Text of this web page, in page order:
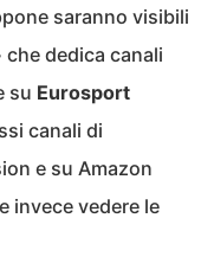
saranno visibili
che dedica canali
su Eurosport
canali di
e su Amazon
invece vedere le